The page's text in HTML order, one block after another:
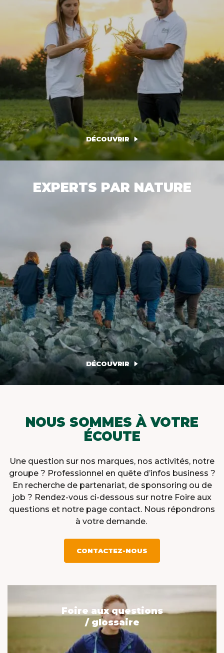
DÉCOUVRIR
EXPERTS PAR NATURE
DÉCOUVRIR
NOUS SOMMES À VOTRE
ÉCOUTE
Une question sur nos marques, nos activités, notre
groupe ? Professionnel en quête d’infos business ?
En recherche de partenariat, de sponsoring ou de
job ? Rendez-vous ci-dessous sur notre Foire aux
questions et notre page contact. Nous répondrons
à votre demande.
CONTACTEZ-NOUS
Foire aux questions
/ glossaire